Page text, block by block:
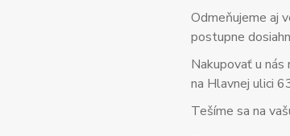
Odmeňujeme aj
postupne
Nakupovať u
na Hlavnej ulici
Tešíme sa na